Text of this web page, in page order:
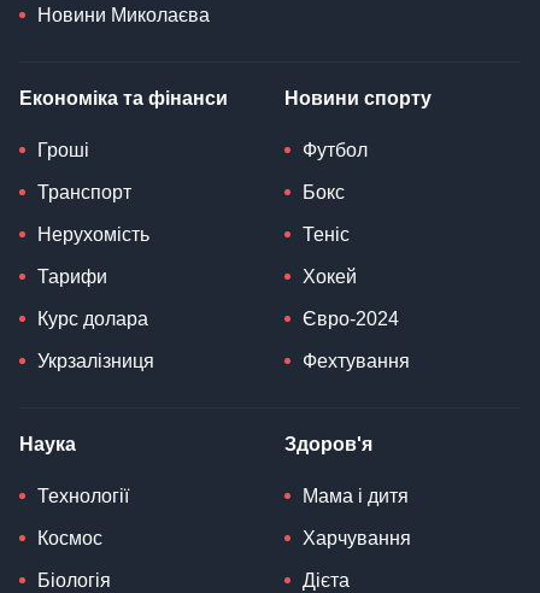
Новини Миколаєва
Економіка та фінанси
Гроші
Транспорт
Нерухомість
Тарифи
Курс долара
Укрзалізниця
Новини спорту
Футбол
Бокс
Теніс
Хокей
Євро-2024
Фехтування
Наука
Технології
Космос
Біологія
Здоров'я
Мама і дитя
Харчування
Дієта